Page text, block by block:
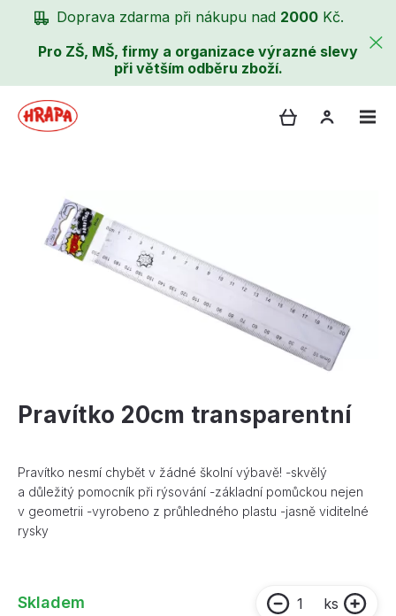
Doprava zdarma při nákupu nad 2000 Kč.
Pro ZŠ, MŠ, firmy a organizace výrazné slevy
při větším odběru zboží.
Pravítko 20cm transparentní
Pravítko nesmí chybět v žádné školní výbavě! -skvělý
a důležitý pomocník při rýsování -základní pomůckou nejen
v geometrii -vyrobeno z průhledného plastu -jasně viditelné
rysky
Skladem
ks